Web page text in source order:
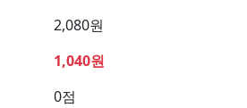
2,080원
1,040원
0점